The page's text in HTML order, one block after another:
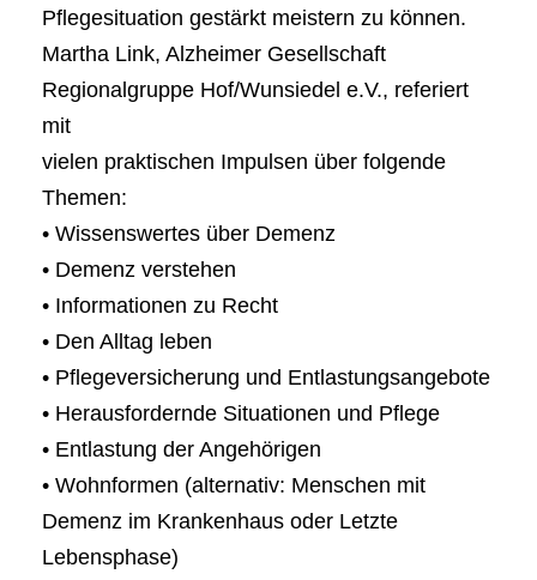
Pflegesituation gestärkt meistern zu können.
Martha Link, Alzheimer Gesellschaft
Regionalgruppe Hof/Wunsiedel e.V., referiert
mit
vielen praktischen Impulsen über folgende
Themen:
• Wissenswertes über Demenz
• Demenz verstehen
• Informationen zu Recht
• Den Alltag leben
• Pflegeversicherung und Entlastungsangebote
• Herausfordernde Situationen und Pflege
• Entlastung der Angehörigen
• Wohnformen (alternativ: Menschen mit
Demenz im Krankenhaus oder Letzte
Lebensphase)